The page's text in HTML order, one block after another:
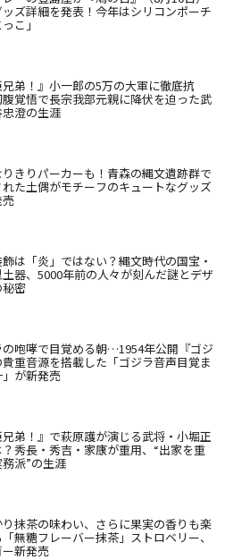
ズ詳細を発表！今年はシリコンポーチ
こ」
兄弟！』小一郎の5万の大軍に徹底抗
覚悟で長宗我部元親に降伏を迫った武
澄の生涯
きりパーカーも！青森の縄文遺跡群で
た土偶がモチーフのキュートなグッズ
売
は「炎」ではない？縄文時代の国宝・
器、5000年前の人々が刻んだ謎とデザ
密
の咆哮で目覚める朝…1954年公開『ゴジ
重音源を搭載した「ゴジラ音声目覚ま
」が新発売
兄弟！』で萩原護が演じる武将・小堀正
秀長・秀吉・家康が重用、“出家を重
派”の生涯
り抹茶の味わい、さらに果実の香りも楽
「無糖フレーバー抹茶」ストロベリー、
新発売